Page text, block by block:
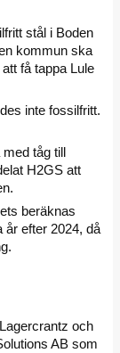
stål i Boden
kommun ska
få tappa Lule
inte fossilfritt.
tåg till
H2GS att
beräknas
år efter 2024, då
och
AB som